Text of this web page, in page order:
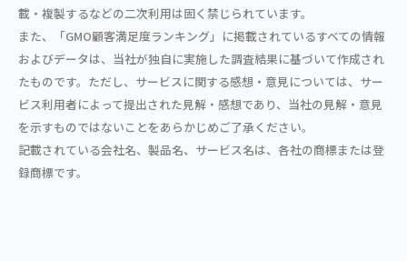
載・複製するなどの二次利用は固く禁じられています。
また、「GMO顧客満足度ランキング」に掲載されているすべての情報
およびデータは、当社が独自に実施した調査結果に基づいて作成され
たものです。ただし、サービスに関する感想・意見については、サー
ビス利用者によって提出された見解・感想であり、当社の見解・意見
を示すものではないことをあらかじめご了承ください。
記載されている会社名、製品名、サービス名は、各社の商標または登
録商標です。